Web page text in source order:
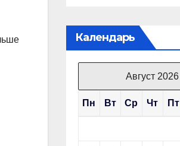
Календарь
Август 2026
Пн Вт Ср Чт Пт